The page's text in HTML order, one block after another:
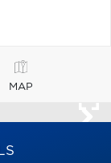
MAP